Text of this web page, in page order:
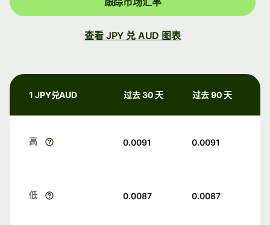
查看 JPY 兑 AUD 图表
1 JPY兑AUD 过去 30 天 过去 90 天
高 0.0091 0.0091
低 0.0087 0.0087